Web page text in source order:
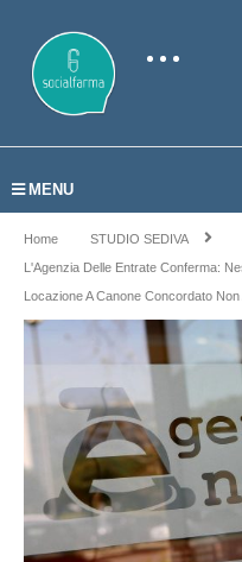
MENU
Home
STUDIO SEDIVA
L'Agenzia Delle Entrate Conferma:
Locazione A Canone Concordato